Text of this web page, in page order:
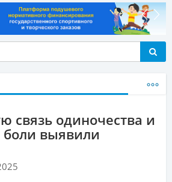
связь одиночества и
выявили